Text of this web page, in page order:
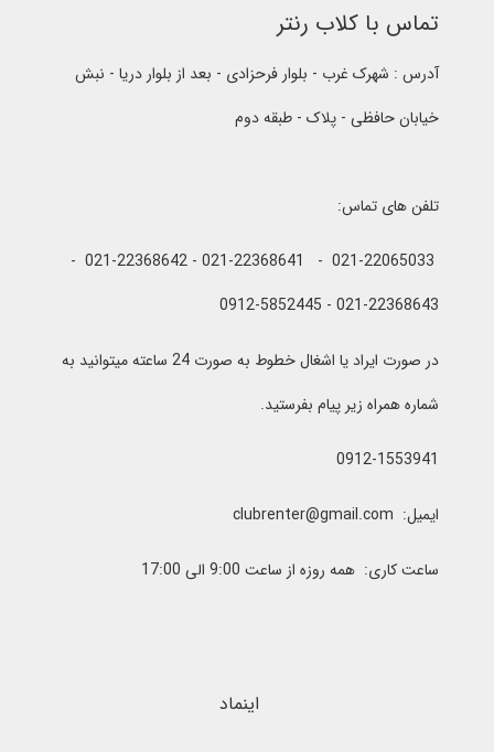
تماس با کلاب رنتر
آدرس : شهرک غرب - بلوار فرحزادی - بعد از بلوار دریا - نبش
خیابان حافظی - پلاک - طبقه دوم
تلفن های تماس:
021-22065033 - 021-22368641 - 021-22368642 -
021-22368643 - 0912-5852445
در صورت ایراد یا اشغال خطوط به صورت 24 ساعته میتوانید به
شماره همراه زیر پیام بفرستید.
0912-1553941
ایمیل: clubrenter@gmail.com
ساعت کاری: همه روزه از ساعت 9:00 الی 17:00
اینماد